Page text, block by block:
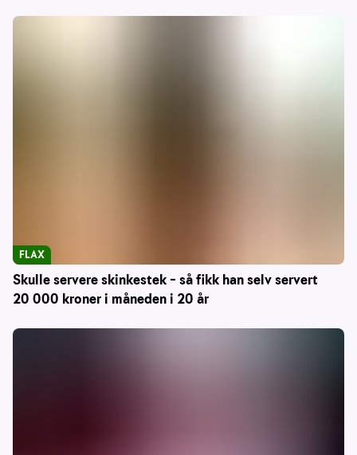
Skulle servere skinkestek – så fikk han selv servert
20 000 kroner i måneden i 20 år
FLAX